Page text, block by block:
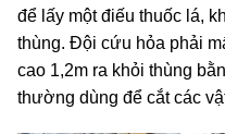
để lấy một điếu thuốc lá,
thùng. Đội cứu hỏa phải
cao 1,2m ra khỏi thùng
thường dùng để cắt các